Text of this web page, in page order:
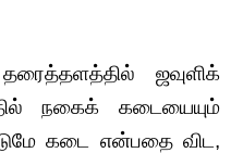
ஜவுளிக்
நகைக் கடையையும்
கடை என்பதை விட,